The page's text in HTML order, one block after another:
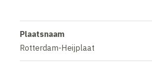
Plaatsnaam
Rotterdam-Heijplaat